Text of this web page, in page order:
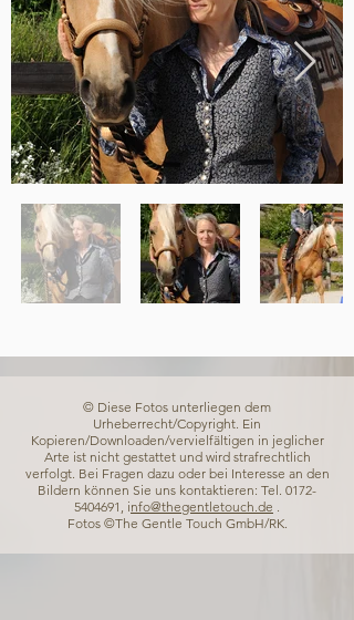
© Diese Fotos unterliegen dem
Urheberrecht/Copyright. Ein
Kopieren/Downloaden/vervielfältigen in jeglicher
Arte ist nicht gestattet und wird strafrechtlich
verfolgt. Bei Fragen dazu oder bei Interesse an den
Bildern können Sie uns kontaktieren: Tel. 0172-
5404691 , info@thegentletouch.de .
Fotos ©The Gentle Touch GmbH/RK.